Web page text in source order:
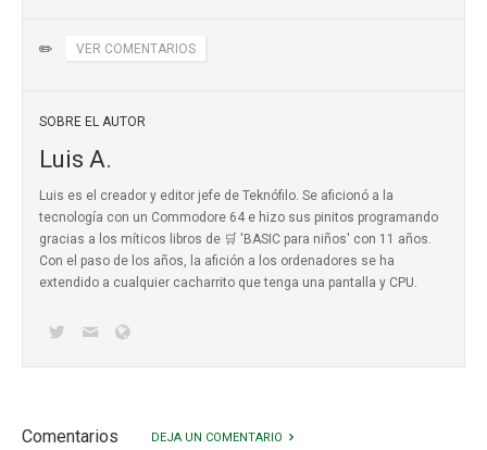
✏️ VER COMENTARIOS
SOBRE EL AUTOR
Luis A.
Luis es el creador y editor jefe de Teknófilo. Se aficionó a la
tecnología con un Commodore 64 e hizo sus pinitos programando
gracias a los míticos libros de 🛒 'BASIC para niños' con 11 años.
Con el paso de los años, la afición a los ordenadores se ha
extendido a cualquier cacharrito que tenga una pantalla y CPU.
Comentarios DEJA UN COMENTARIO